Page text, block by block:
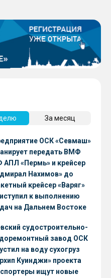
За месяц
ОСК «Севмаш»
передать ВМФ
АПЛ «Пермь» и крейсер
Нахимов» до
2026 года
крейсер «Варяг»
к выполнению
на Дальнем Востоке
судостроительно-
завод ОСК
на воду сухогруз
Куинджи» проекта
ищут новые